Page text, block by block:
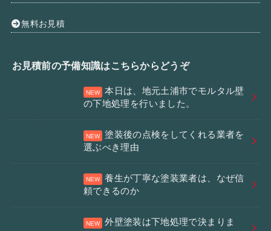
無料お見積
お見積前の予備知識はこちらからどうぞ
本日は、地元土浦市でモルタル壁
の下地処理を行いました。
塗装後の点検をしてくれる業者を
選ぶべき理由
養生が丁寧な塗装業者は、なぜ信
頼できるのか
外壁塗装は下地処理で決まりま